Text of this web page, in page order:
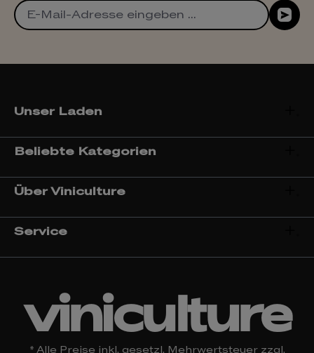
Unser Laden
Beliebte Kategorien
Über Viniculture
Service
viniculture